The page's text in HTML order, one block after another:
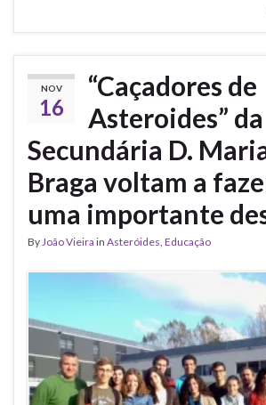
NOV
16
“Caçadores de
Asteroides”
Secundária D.
Braga voltam a
uma importante
ByJoão Vieira in Asteróides, Educação